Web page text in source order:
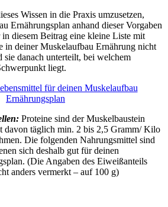
Wissen in die Praxis umzusetzen,
Ernährungsplan anhand dieser Vorgaben
diesem Beitrag eine kleine Liste mit
in deiner Muskelaufbau Ernährung nicht
sie danach unterteilt, bei welchem
liegt.
Proteine sind der Muskelbaustein
davon täglich min. 2 bis 2,5 Gramm/ Kilo
Die folgenden Nahrungsmittel sind
sich deshalb gut für deinen
(Die Angaben des Eiweißanteils
anders vermerkt – auf 100 g)